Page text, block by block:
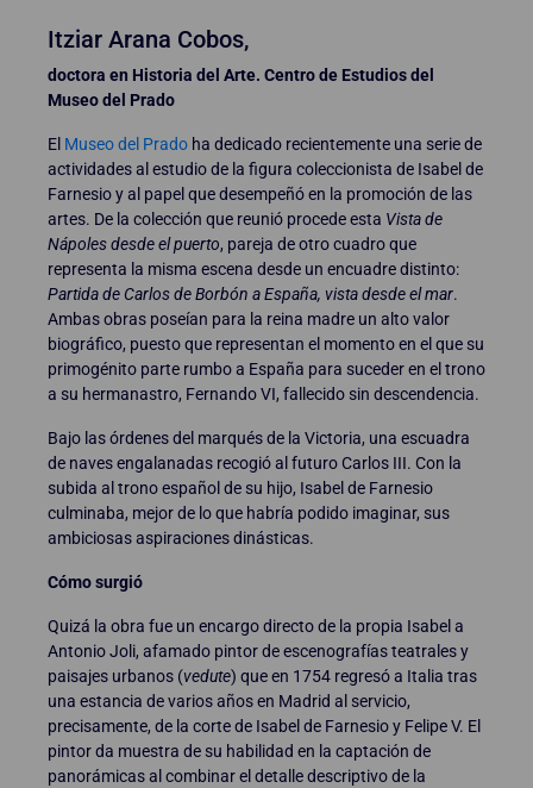
Itziar Arana Cobos,
doctora en Historia del Arte. Centro de Estudios del
Museo del Prado
El Museo del Prado ha dedicado recientemente una serie de
actividades al estudio de la figura coleccionista de Isabel de
Farnesio y al papel que desempeñó en la promoción de las
artes. De la colección que reunió procede esta Vista de
Nápoles desde el puerto, pareja de otro cuadro que
representa la misma escena desde un encuadre distinto:
Partida de Carlos de Borbón a España, vista desde el mar.
Ambas obras poseían para la reina madre un alto valor
biográfico, puesto que representan el momento en el que su
primogénito parte rumbo a España para suceder en el trono
a su hermanastro, Fernando VI, fallecido sin descendencia.
Bajo las órdenes del marqués de la Victoria, una escuadra
de naves engalanadas recogió al futuro Carlos III. Con la
subida al trono español de su hijo, Isabel de Farnesio
culminaba, mejor de lo que habría podido imaginar, sus
ambiciosas aspiraciones dinásticas.
Cómo surgió
Quizá la obra fue un encargo directo de la propia Isabel a
Antonio Joli, afamado pintor de escenografías teatrales y
paisajes urbanos (vedute) que en 1754 regresó a Italia tras
una estancia de varios años en Madrid al servicio,
precisamente, de la corte de Isabel de Farnesio y Felipe V. El
pintor da muestra de su habilidad en la captación de
panorámicas al combinar el detalle descriptivo de la